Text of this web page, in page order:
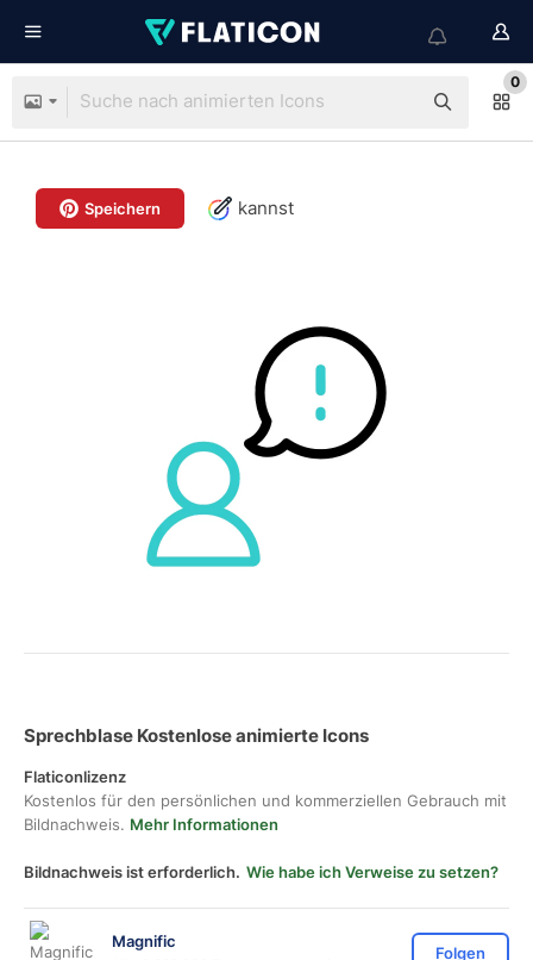
0
Speichern kannst
Sprechblase Kostenlose animierte Icons
Flaticonlizenz
Kostenlos für den persönlichen und kommerziellen Gebrauch mit
Bildnachweis. Mehr Informationen
Bildnachweis ist erforderlich. Wie habe ich Verweise zu setzen?
Magnific
Folgen